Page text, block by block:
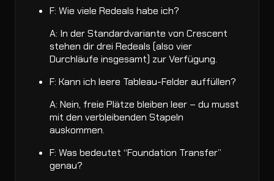
F: Wie viele Redeals habe ich?
A: In der Standardvariante von Crescent
stehen dir drei Redeals (also vier
Durchläufe insgesamt) zur Verfügung.
F: Kann ich leere Tableau-Felder auffüllen?
A: Nein, freie Plätze bleiben leer – du musst
mit den verbleibenden Stapeln
auskommen.
F: Was bedeutet “Foundation Transfer”
genau?